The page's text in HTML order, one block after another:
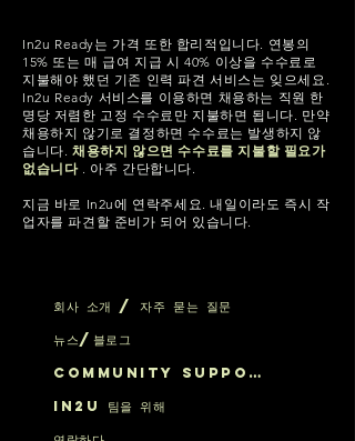
In2u Ready는 가격 또한 합리적입니다. 연봉의
15% 또는 매 급여 지급 시 40% 이상을 수수료로
지불해야 했던 기존 인력 파견 서비스는 잊으세요.
In2u Ready 서비스를 이용하면 채용하는 직원 한
명당 저렴한 고정 수수료만 지불하면 됩니다. 만약
채용하지 않기로 결정하면 수수료는 발생하지 않
습니다.채용하지 않으면 수수료를 지불할 필요가
없습니다. 아주 간단합니다.
지금 바로 In2u에 연락주세요. 내일이라도 즉시 작
업자를 파견할 준비가 되어 있습니다.
회사 소개 / 자주 묻는 질문
뉴스/블로그
Community Support
IN2U 팀을 위해